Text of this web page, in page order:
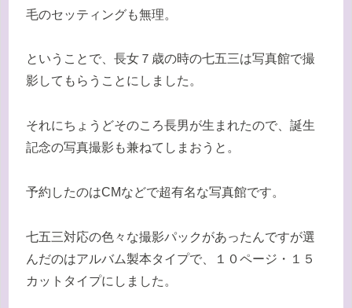
毛のセッティングも無理。
ということで、長女７歳の時の七五三は写真館で撮
影してもらうことにしました。
それにちょうどそのころ長男が生まれたので、誕生
記念の写真撮影も兼ねてしまおうと。
予約したのはCMなどで超有名な写真館です。
七五三対応の色々な撮影パックがあったんですが選
んだのはアルバム製本タイプで、１０ページ・１５
カットタイプにしました。